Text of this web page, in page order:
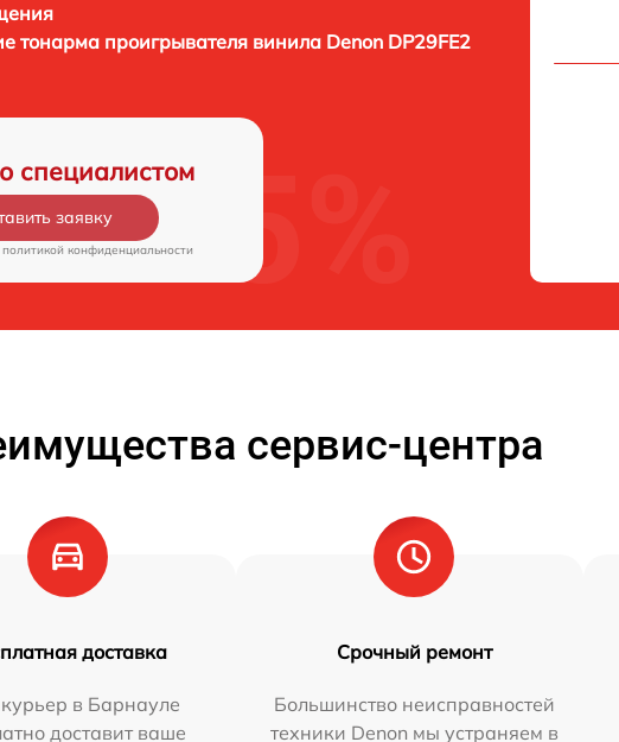
тонарма проигрывателя винила Denon DP29FE2
специалистом
заявку
политикой конфиденциальности
сервис-центра
доставка
в Барнауле
доставит ваше
Срочный ремонт
Большинство неисправностей
техники Denon мы устраняем в